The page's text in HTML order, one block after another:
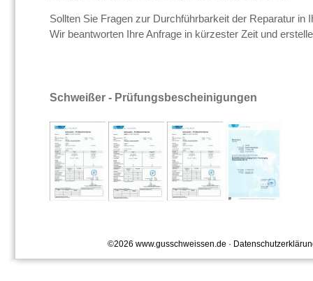
Sollten Sie Fragen zur Durchführbarkeit der Reparatur in
Wir beantworten Ihre Anfrage in kürzester Zeit und
Schweißer - Prüfungsbescheinigungen
©2026 www.gusschweissen.de ·